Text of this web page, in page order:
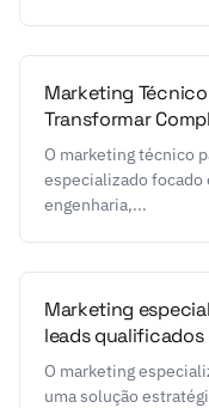
Marketing
Transformar
O marketing técnico
especializado focado
engenharia,...
Marketing
leads qualificados
O marketing
uma solução